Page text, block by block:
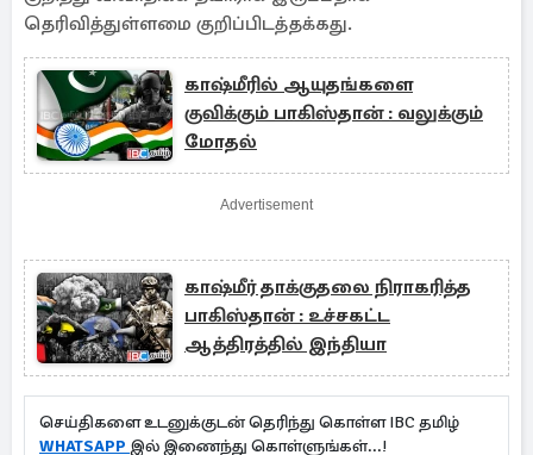
தெரிவித்துள்ளமை குறிப்பிடத்தக்கது.
காஷ்மீரில் ஆயுதங்களை
குவிக்கும் பாகிஸ்தான் : வலுக்கும்
மோதல்
Advertisement
காஷ்மீர் தாக்குதலை நிராகரித்த
பாகிஸ்தான் : உச்சகட்ட
ஆத்திரத்தில் இந்தியா
செய்திகளை உடனுக்குடன் தெரிந்து கொள்ள IBC தமிழ்
WHATSAPP இல் இணைந்து கொள்ளுங்கள்...!